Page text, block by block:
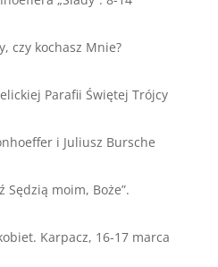
czy kochasz Mnie?
Parafii Świętej Trójcy
i Juliusz Bursche
Sędzią moim, Boże”.
Karpacz, 16-17 marca